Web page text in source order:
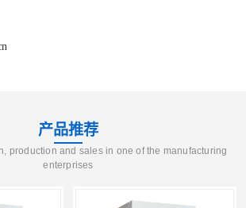
产品推荐
production and sales in one of the manufacturing
enterprises